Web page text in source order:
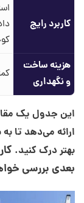
کاربرد رایج
هزینه ساخت
و نگهداری
این جدول یک
ارائه می‌دهد تا
بهتر درک کنید.
بعدی بررسی